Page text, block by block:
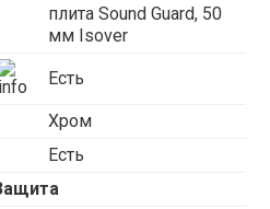
плита Sound Guard, 50
мм Isover
Есть
Хром
Есть